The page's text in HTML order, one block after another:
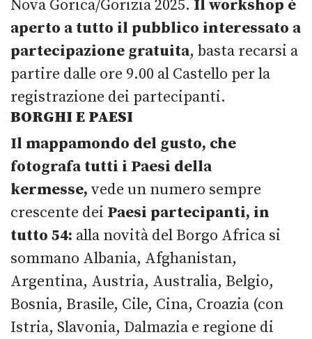
Nova Gorica/Gorizia 2025. Il workshop è
aperto a tutto il pubblico interessato a
partecipazione gratuita, basta recarsi a
partire dalle ore 9.00 al Castello per la
registrazione dei partecipanti.
BORGHI E PAESI
Il mappamondo del gusto, che
fotografa tutti i Paesi della
kermesse, vede un numero sempre
crescente dei Paesi partecipanti, in
tutto 54: alla novità del Borgo Africa si
sommano Albania, Afghanistan,
Argentina, Austria, Australia, Belgio,
Bosnia, Brasile, Cile, Cina, Croazia (con
Istria, Slavonia, Dalmazia e regione di